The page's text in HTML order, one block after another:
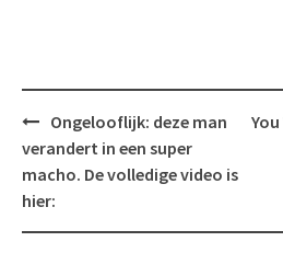
Post
navigation
Ongelooflijk: deze man
verandert in een super
macho. De volledige video is
hier: